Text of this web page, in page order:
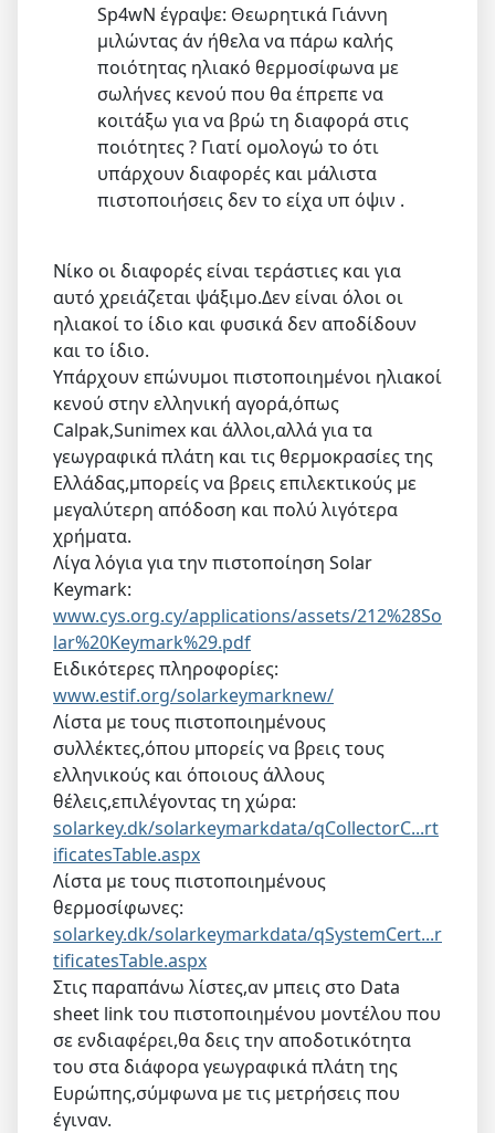
Sp4wN έγραψε: Θεωρητικά Γιάννη
μιλώντας άν ήθελα να πάρω καλής
ποιότητας ηλιακό θερμοσίφωνα με
σωλήνες κενού που θα έπρεπε να
κοιτάξω για να βρώ τη διαφορά στις
ποιότητες ? Γιατί ομολογώ το ότι
υπάρχουν διαφορές και μάλιστα
πιστοποιήσεις δεν το είχα υπ όψιν .
Νίκο οι διαφορές είναι τεράστιες και για
αυτό χρειάζεται ψάξιμο.Δεν είναι όλοι οι
ηλιακοί το ίδιο και φυσικά δεν αποδίδουν
και το ίδιο.
Υπάρχουν επώνυμοι πιστοποιημένοι ηλιακοί
κενού στην ελληνική αγορά,όπως
Calpak,Sunimex και άλλοι,αλλά για τα
γεωγραφικά πλάτη και τις θερμοκρασίες της
Ελλάδας,μπορείς να βρεις επιλεκτικούς με
μεγαλύτερη απόδοση και πολύ λιγότερα
χρήματα.
Λίγα λόγια για την πιστοποίηση Solar
Keymark:
www.cys.org.cy/applications/assets/212%28So
lar%20Keymark%29.pdf
Ειδικότερες πληροφορίες:
www.estif.org/solarkeymarknew/
Λίστα με τους πιστοποιημένους
συλλέκτες,όπου μπορείς να βρεις τους
ελληνικούς και όποιους άλλους
θέλεις,επιλέγοντας τη χώρα:
solarkey.dk/solarkeymarkdata/qCollectorC...rt
ificatesTable.aspx
Λίστα με τους πιστοποιημένους
θερμοσίφωνες:
solarkey.dk/solarkeymarkdata/qSystemCert...r
tificatesTable.aspx
Στις παραπάνω λίστες,αν μπεις στο Data
sheet link του πιστοποιημένου μοντέλου που
σε ενδιαφέρει,θα δεις την αποδοτικότητα
του στα διάφορα γεωγραφικά πλάτη της
Ευρώπης,σύμφωνα με τις μετρήσεις που
έγιναν.